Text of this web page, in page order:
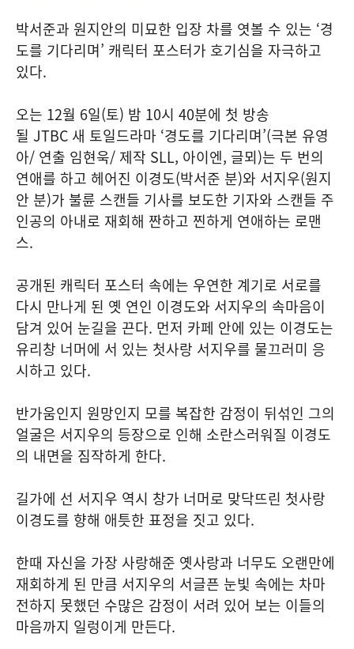
박서준과 원지안의 미묘한 입장 차를 엿볼 수 있는 ‘경
도를 기다리며’ 캐릭터 포스터가 호기심을 자극하고
있다.
오는 12월 6일(토) 밤 10시 40분에 첫 방송
될 JTBC 새 토일드라마 ‘경도를 기다리며’(극본 유영
아/ 연출 임현욱/ 제작 SLL, 아이엔, 글뫼)는 두 번의
연애를 하고 헤어진 이경도(박서준 분)와 서지우(원지
안 분)가 불륜 스캔들 기사를 보도한 기자와 스캔들 주
인공의 아내로 재회해 짠하고 찐하게 연애하는 로맨
스.
공개된 캐릭터 포스터 속에는 우연한 계기로 서로를
다시 만나게 된 옛 연인 이경도와 서지우의 속마음이
담겨 있어 눈길을 끈다. 먼저 카페 안에 있는 이경도는
유리창 너머에 서 있는 첫사랑 서지우를 물끄러미 응
시하고 있다.
반가움인지 원망인지 모를 복잡한 감정이 뒤섞인 그의
얼굴은 서지우의 등장으로 인해 소란스러워질 이경도
의 내면을 짐작하게 한다.
길가에 선 서지우 역시 창가 너머로 맞닥뜨린 첫사랑
이경도를 향해 애틋한 표정을 짓고 있다.
한때 자신을 가장 사랑해준 옛사랑과 너무도 오랜만에
재회하게 된 만큼 서지우의 서글픈 눈빛 속에는 차마
전하지 못했던 수많은 감정이 서려 있어 보는 이들의
마음까지 일렁이게 만든다.